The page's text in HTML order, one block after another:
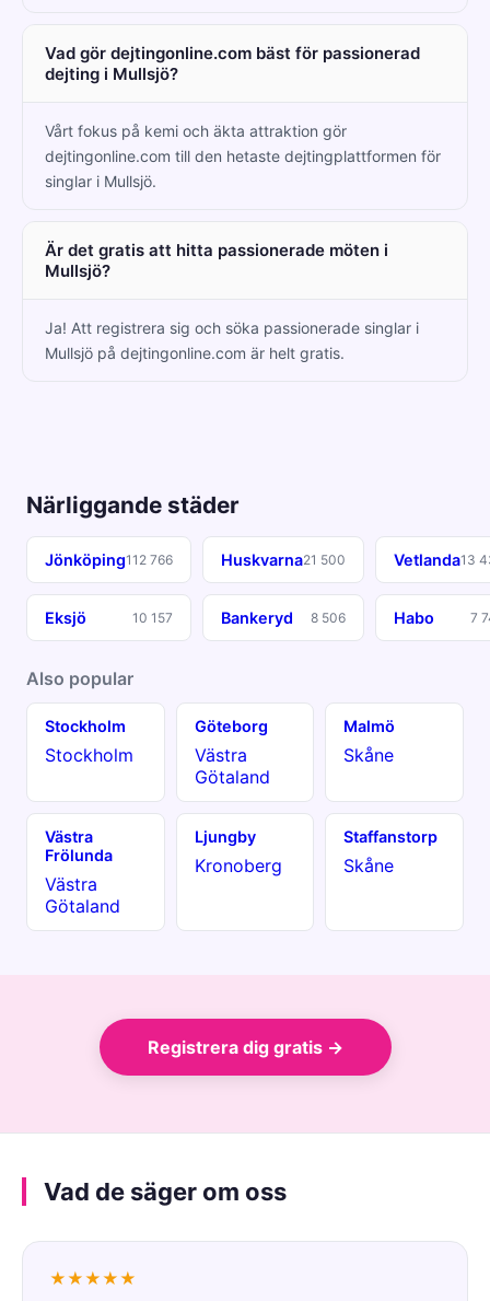
Vad gör dejtingonline.com bäst för passionerad
dejting i Mullsjö?
Vårt fokus på kemi och äkta attraktion gör
dejtingonline.com till den hetaste dejtingplattformen för
singlar i Mullsjö.
Är det gratis att hitta passionerade möten i
Mullsjö?
Ja! Att registrera sig och söka passionerade singlar i
Mullsjö på dejtingonline.com är helt gratis.
Närliggande städer
Jönköping112 766 Huskvarna21 500 Vetlanda13
Eksjö 10 157 Bankeryd 8 506 Habo 7
Also popular
Stockholm
Stockholm
Göteborg
Västra
Götaland
Malmö
Skåne
Västra
Frölunda
Västra
Götaland
Ljungby
Kronoberg
Staffanstorp
Skåne
Registrera dig gratis →
Vad de säger om oss
★★★★★